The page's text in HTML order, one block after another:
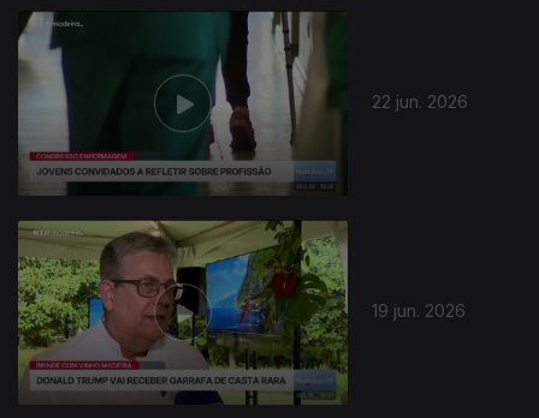
22 jun. 2026
19 jun. 2026